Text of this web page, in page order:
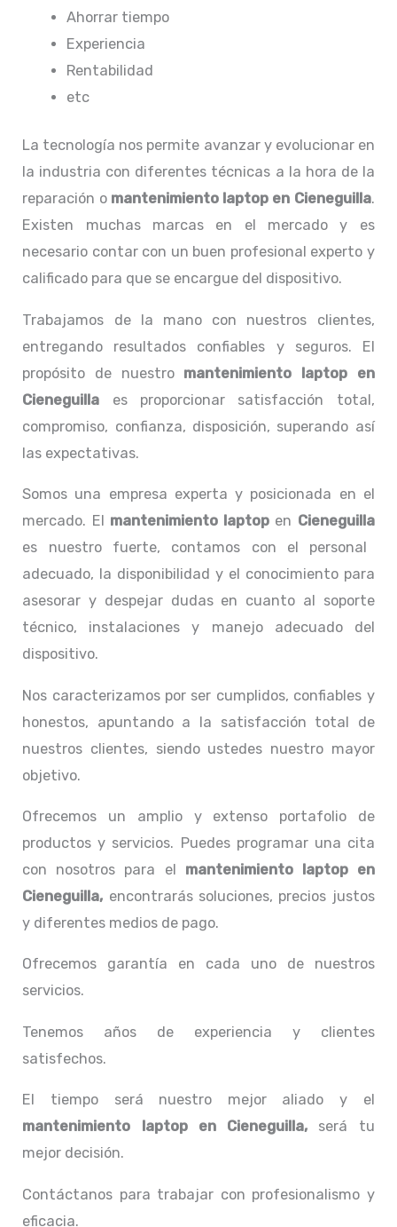
Ahorrar tiempo
Experiencia
Rentabilidad
etc
La tecnología nos permite avanzar y evolucionar en
la industria con diferentes técnicas a la hora de la
reparación o mantenimiento laptop en Cieneguilla.
Existen muchas marcas en el mercado y es
necesario contar con un buen profesional experto y
calificado para que se encargue del dispositivo.
Trabajamos de la mano con nuestros clientes,
entregando resultados confiables y seguros. El
propósito de nuestro mantenimiento laptop en
Cieneguilla es proporcionar satisfacción total,
compromiso, confianza, disposición, superando así
las expectativas.
Somos una empresa experta y posicionada en el
mercado. El mantenimiento laptop en Cieneguilla
es nuestro fuerte, contamos con el personal
adecuado, la disponibilidad y el conocimiento para
asesorar y despejar dudas en cuanto al soporte
técnico, instalaciones y manejo adecuado del
dispositivo.
Nos caracterizamos por ser cumplidos, confiables y
honestos, apuntando a la satisfacción total de
nuestros clientes, siendo ustedes nuestro mayor
objetivo.
Ofrecemos un amplio y extenso portafolio de
productos y servicios. Puedes programar una cita
con nosotros para el mantenimiento laptop en
Cieneguilla, encontrarás soluciones, precios justos
y diferentes medios de pago.
Ofrecemos garantía en cada uno de nuestros
servicios.
Tenemos años de experiencia y clientes
satisfechos.
El tiempo será nuestro mejor aliado y el
mantenimiento laptop en Cieneguilla, será tu
mejor decisión.
Contáctanos para trabajar con profesionalismo y
eficacia.